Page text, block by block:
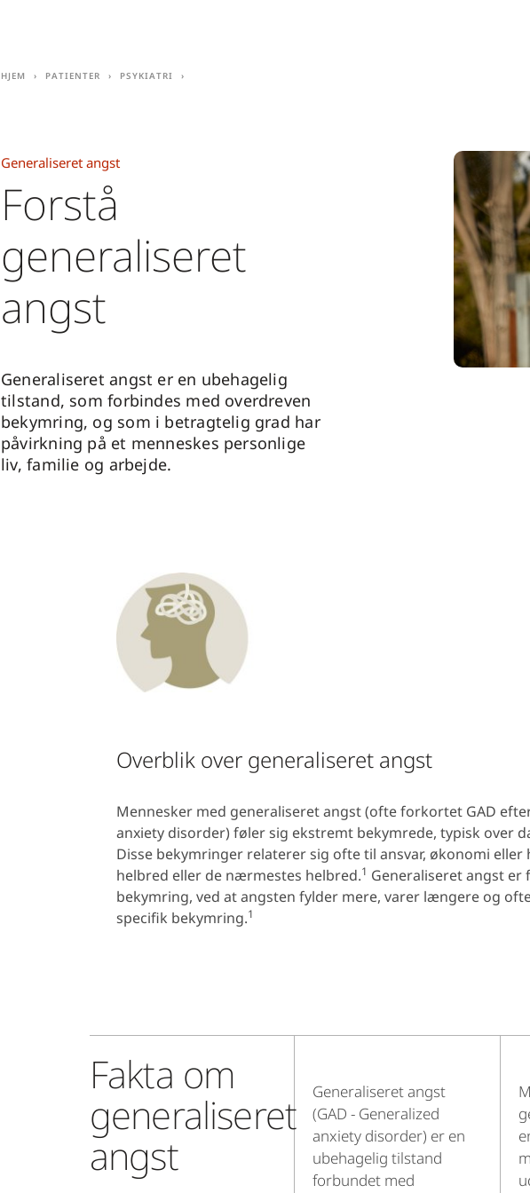
Hjem Patienter Psykiatri
Generaliseret angst
Forstå
generaliseret
angst
Generaliseret angst er en ubehagelig
tilstand, som forbindes med overdreven
bekymring, og som i betragtelig grad har
påvirkning på et menneskes personlige
liv, familie og arbejde.
Overblik over generaliseret angst
Mennesker med generaliseret angst (ofte forkortet GAD
anxiety disorder) føler sig ekstremt bekymrede, typisk over
Disse bekymringer relaterer sig ofte til ansvar, økonomi eller
helbred eller de nærmestes helbred.1 Generaliseret angst
bekymring, ved at angsten fylder mere, varer længere og
specifik bekymring.1
Fakta om
generaliseret
angst
Generaliseret angst
(GAD - Generalized
anxiety disorder) er en
ubehagelig tilstand
forbundet med